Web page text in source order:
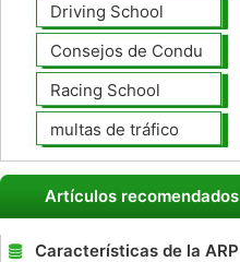
Driving School
Consejos de Conducción
Racing School
multas de tráfico
Artículos recomendados
Características de la ARP